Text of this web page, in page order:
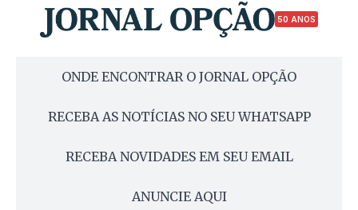
50 ANOS
ONDE ENCONTRAR O JORNAL OPÇÃO
RECEBA AS NOTÍCIAS NO SEU WHATSAPP
RECEBA NOVIDADES EM SEU EMAIL
ANUNCIE AQUI